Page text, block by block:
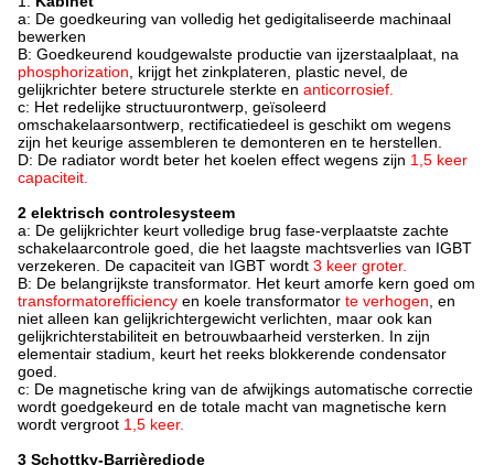
a: De goedkeuring van volledig het gedigitaliseerde machinaal
bewerken
B: Goedkeurend koudgewalste productie van ijzerstaalplaat, na
phosphorization , krijgt het zinkplateren, plastic nevel, de
gelijkrichter betere structurele sterkte en anticorrosief.
c: Het redelijke structuurontwerp, geïsoleerd
omschakelaarsontwerp, rectificatiedeel is geschikt om wegens
zijn het keurige assembleren te demonteren en te herstellen.
D: De radiator wordt beter het koelen effect wegens zijn 1,5 keer
capaciteit.
2 elektrisch controlesysteem
a: De gelijkrichter keurt volledige brug fase-verplaatste zachte
schakelaarcontrole goed, die het laagste machtsverlies van IGBT
verzekeren. De capaciteit van IGBT wordt 3 keer groter.
B: De belangrijkste transformator. Het keurt amorfe kern goed om
transformatorefficiency en koele transformator te verhogen , en
niet alleen kan gelijkrichtergewicht verlichten, maar ook kan
gelijkrichterstabiliteit en betrouwbaarheid versterken. In zijn
elementair stadium, keurt het reeks blokkerende condensator
goed.
c: De magnetische kring van de afwijkings automatische correctie
wordt goedgekeurd en de totale macht van magnetische kern
wordt vergroot 1,5 keer.
3 Schottky-Barrièrediode